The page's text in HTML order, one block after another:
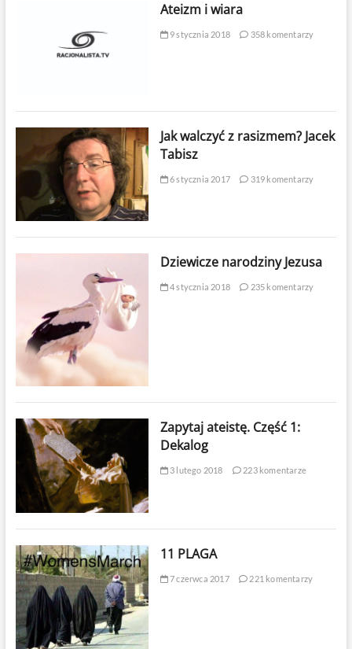
Ateizm i wiara
9 stycznia 2018 358 komentarzy
Jak walczyć z rasizmem? Jacek
Tabisz
6 stycznia 2017 319 komentarzy
Dziewicze narodziny Jezusa
4 stycznia 2018 235 komentarzy
Zapytaj ateistę. Część 1:
Dekalog
3 lutego 2018 223 komentarze
11 PLAGA
7 czerwca 2017 221 komentarzy